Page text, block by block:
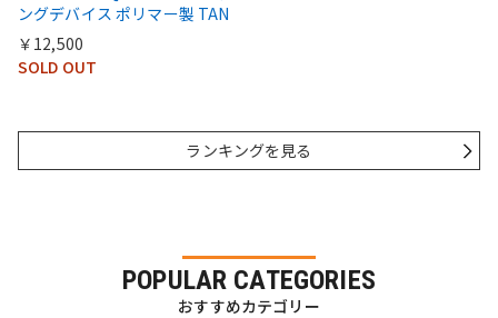
ングデバイス ポリマー製 TAN
￥12,500
SOLD OUT
ランキングを見る
POPULAR CATEGORIES
おすすめカテゴリー